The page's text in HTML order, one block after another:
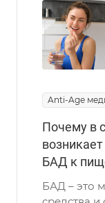
Anti-Age
Почему в
БАД к
БАД – это